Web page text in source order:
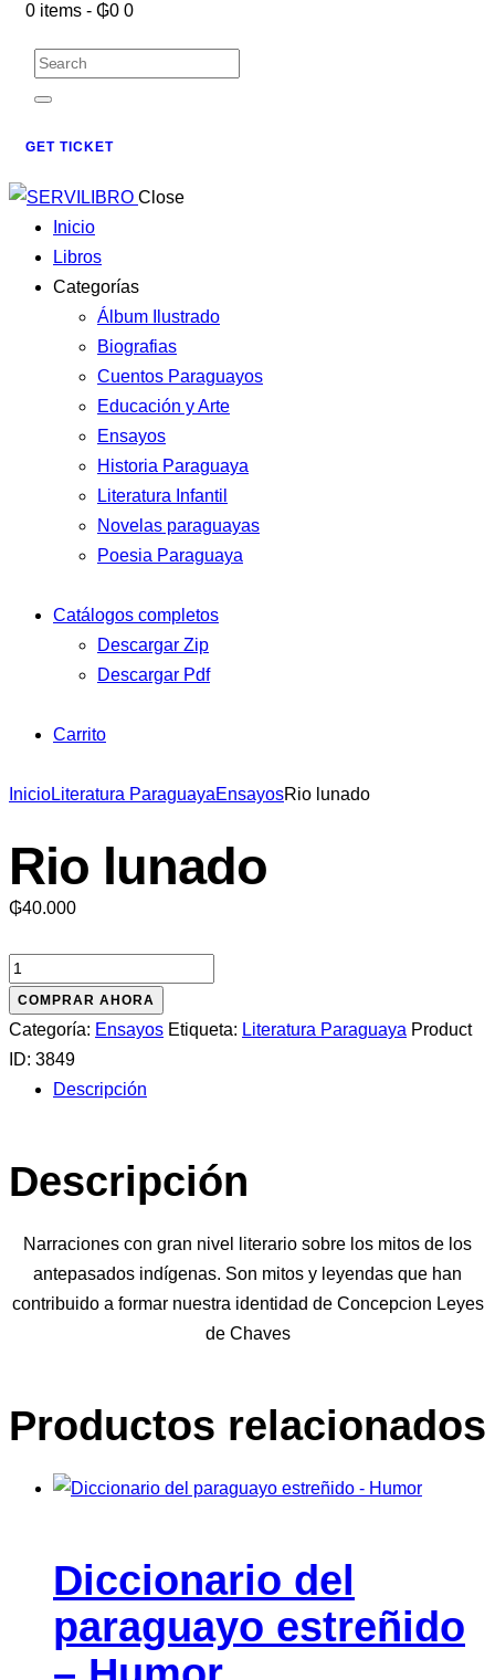
0 items - ₲0 0
GET TICKET
Close
Inicio
Libros
Categorías
Álbum Ilustrado
Biografias
Cuentos Paraguayos
Educación y Arte
Ensayos
Historia Paraguaya
Literatura Infantil
Novelas paraguayas
Poesia Paraguaya
Catálogos completos
Descargar Zip
Descargar Pdf
Carrito
InicioLiteratura ParaguayaEnsayosRio lunado
Rio lunado
₲40.000
Rio
lunado
cantidad
COMPRAR AHORA
Categoría: Ensayos Etiqueta: Literatura Paraguaya Product
ID: 3849
Descripción
Descripción
Narraciones con gran nivel literario sobre los mitos de los
antepasados indígenas. Son mitos y leyendas que han
contribuido a formar nuestra identidad de Concepcion Leyes
de Chaves
Productos relacionados
Diccionario del
paraguayo estreñido